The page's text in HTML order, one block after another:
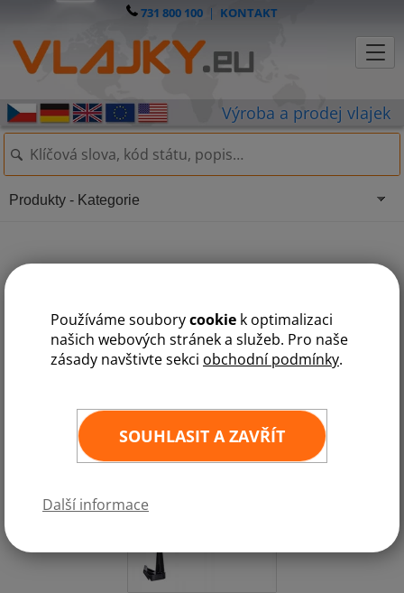
Používáme souborycookie k optimalizaci
našich webových stránek a služeb. Pro naše
zásady navštivte sekci obchodní podmínky.
SOUHLASIT A ZAVŘÍT
Další informace
731 800 100 | KONTAKT
Produkty - Kategorie